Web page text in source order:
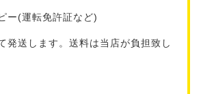
ー(運転免許証など)
発送します。送料は当店が負担致し